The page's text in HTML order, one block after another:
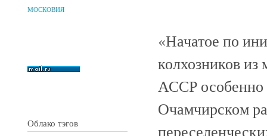
МОСКОВИЯ
Облако тэгов
«Начатое по
колхозников
АССР особенно
Очамчирском